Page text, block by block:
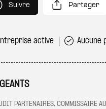
Suivre Partager
active Aucune
PARTENAIRES, COMMISSAIRE